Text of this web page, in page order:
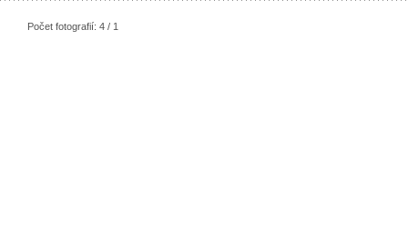
Počet fotografií: 4 / 1